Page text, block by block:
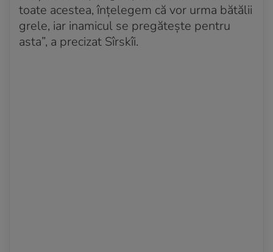
toate acestea, înțelegem că vor urma bătălii
grele, iar inamicul se pregătește pentru
asta”, a precizat Sîrskîi.